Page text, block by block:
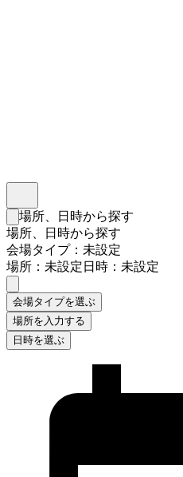
検索フォームを閉じる
場所、日時から探す
場所、日時から探す
会場タイプ：未設定
場所：未設定日時：未設定
会場タイプを選ぶ
場所を入力する
日時を選ぶ